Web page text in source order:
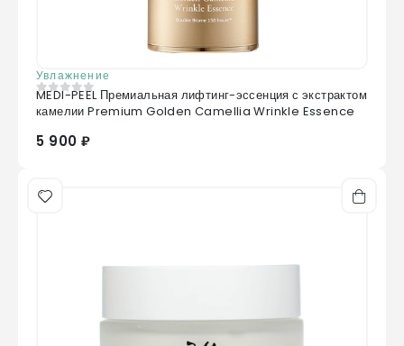
Увлажнение
0из 5
MEDI-PEEL Премиальная лифтинг-эссенция с экстрактом
камелии Premium Golden Camellia Wrinkle Essence
5 900 ₽